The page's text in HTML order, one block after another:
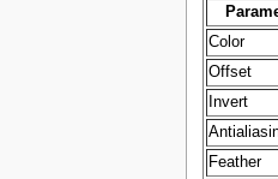
Color
Offset
Invert
Feather